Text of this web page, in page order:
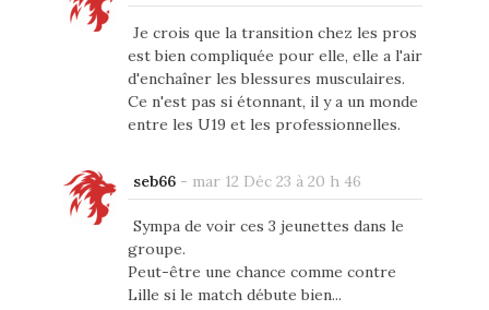
Je crois que la transition chez les pros
est bien compliquée pour elle, elle a l'air
d'enchaîner les blessures musculaires.
Ce n'est pas si étonnant, il y a un monde
entre les U19 et les professionnelles.
seb66- mar 12 Déc 23 à 20 h 46
Sympa de voir ces 3 jeunettes dans le
groupe.
Peut-être une chance comme contre
Lille si le match débute bien...